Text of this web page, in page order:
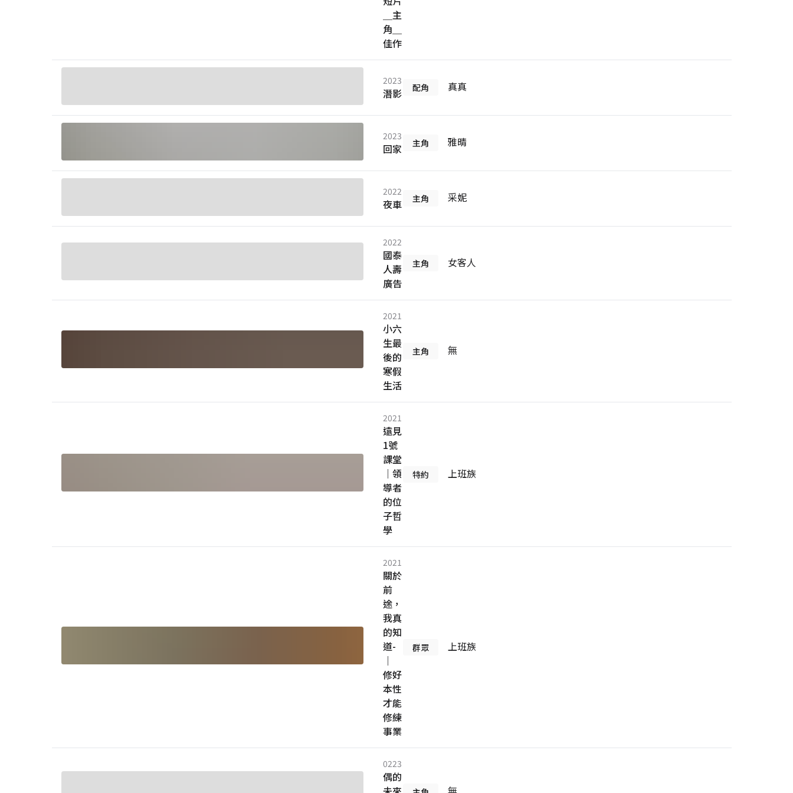
＿主
角＿
佳作
2023
潛影 配角 真真
2023
回家 主角 雅晴
2022
夜車 主角 采妮
2022
國泰
人壽
廣告
主角 女客人
2021
小六
生最
後的
寒假
生活
主角 無
2021
遠見
1號
課堂
｜領
導者
的位
子哲
學
特約 上班族
2021
關於
前
途，
我真
的知
道-
｜
修好
本性
才能
修練
事業
群眾 上班族
0223
偶的